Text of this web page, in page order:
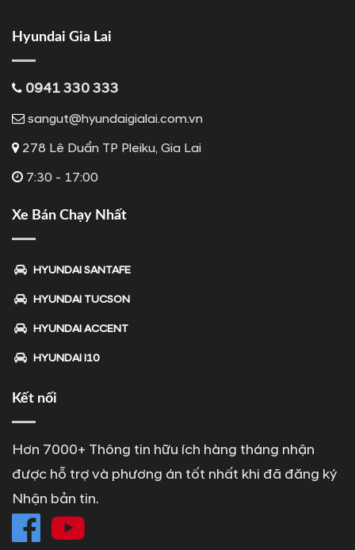
Hyundai Gia Lai
0941 330 333
sangut@hyundaigialai.com.vn
278 Lê Duẩn TP Pleiku, Gia Lai
7:30 - 17:00
Xe Bán Chạy Nhất
HYUNDAI SANTAFE
HYUNDAI TUCSON
HYUNDAI ACCENT
HYUNDAI I10
Kết nối
Hơn 7000+ Thông tin hữu ích hàng tháng nhận
được hỗ trợ và phương án tốt nhất khi đã đăng ký
Nhận bản tin.